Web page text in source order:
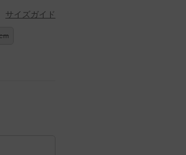
サイズガイド